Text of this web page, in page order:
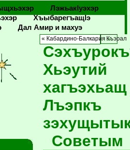
Лэжьакlуэхэр
Хъыбарегъащlэ
Дал Амир и махуэ
« Кабардино-Балкария Къэрал
Хьэутий
хагъэхьащ
Лъэпкъ
Советым